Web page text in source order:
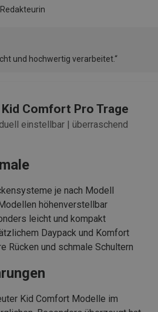
und hochwertig verarbeitet.“
Comfort Pro Trage
einstellbar | überraschend
je nach Modell
höhenverstellbar
leicht und kompakt
Daypack und Komfort
Rücken und schmale Schultern
Kid Comfort Modelle im